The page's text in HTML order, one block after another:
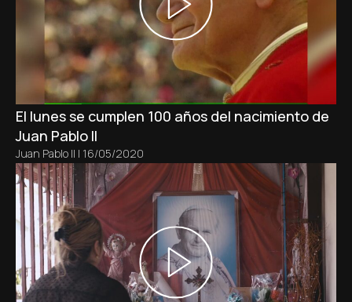
El lunes se cumplen 100 años del nacimiento de
Juan Pablo II
Juan Pablo II | 16/05/2020